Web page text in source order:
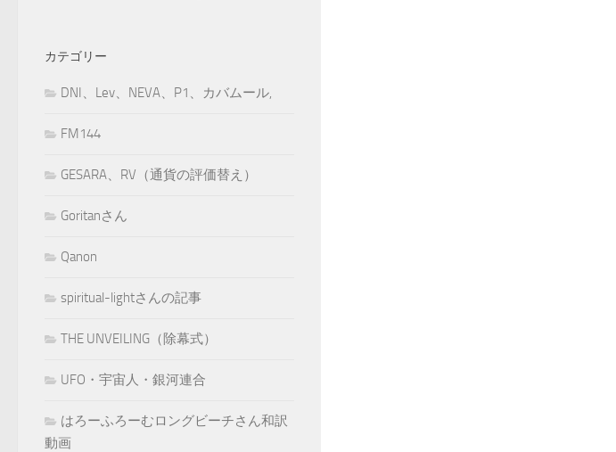
カテゴリー
DNI、Lev、NEVA、P1、カバムール,
FM144
GESARA、RV（通貨の評価替え）
Goritanさん
Qanon
spiritual-lightさんの記事
THE UNVEILING（除幕式）
UFO・宇宙人・銀河連合
はろーふろーむロングビーチさん和訳
動画